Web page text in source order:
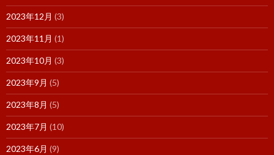
2023年12月 (3)
2023年11月 (1)
2023年10月 (3)
2023年9月 (5)
2023年8月 (5)
2023年7月 (10)
2023年6月 (9)